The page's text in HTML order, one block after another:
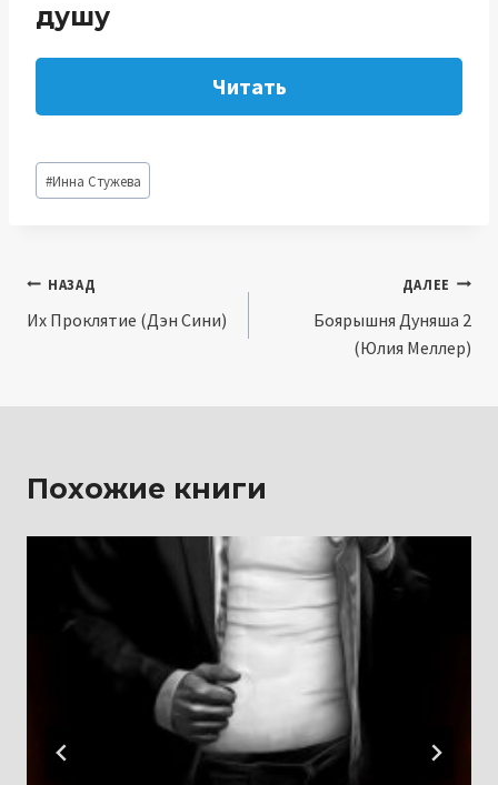
душу
Читать
Метки
записи:
#Инна Стужева
Навигация
по
НАЗАД
Их Проклятие (Дэн Сини)
ДАЛЕЕ
Боярышня Дуняша 2
(Юлия Меллер)
Похожие книги